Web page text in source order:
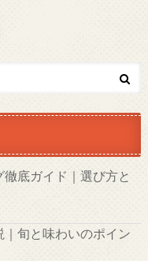
底ガイド｜選び方と
旬と味わいのポイン